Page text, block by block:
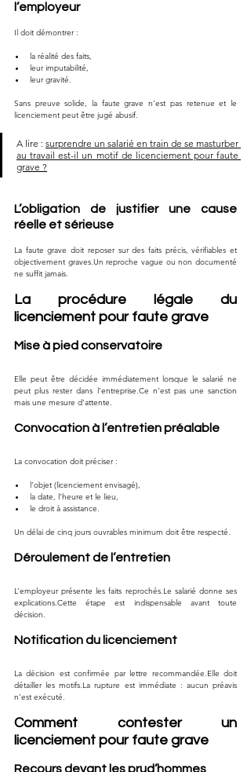
l’employeur
Il doit démontrer :
la réalité des faits,
leur imputabilité,
leur gravité.
Sans preuve solide, la faute grave n’est pas retenue et le
licenciement peut être jugé abusif.
A lire : surprendre un salarié en train de se masturber
au travail est-il un motif de licenciement pour faute
grave ?
L’obligation de justifier une cause
réelle et sérieuse
La faute grave doit reposer sur des faits précis, vérifiables et
objectivement graves.Un reproche vague ou non documenté
ne suffit jamais.
La procédure légale du
licenciement pour faute grave
Mise à pied conservatoire
Elle peut être décidée immédiatement lorsque le salarié ne
peut plus rester dans l’entreprise.Ce n’est pas une sanction
mais une mesure d’attente.
Convocation à l’entretien préalable
La convocation doit préciser :
l’objet (licenciement envisagé),
la date, l’heure et le lieu,
le droit à assistance.
Un délai de cinq jours ouvrables minimum doit être respecté.
Déroulement de l’entretien
L’employeur présente les faits reprochés.Le salarié donne ses
explications.Cette étape est indispensable avant toute
décision.
Notification du licenciement
La décision est confirmée par lettre recommandée.Elle doit
détailler les motifs.La rupture est immédiate : aucun préavis
n’est exécuté.
Comment contester un
licenciement pour faute grave
Recours devant les prud’hommes